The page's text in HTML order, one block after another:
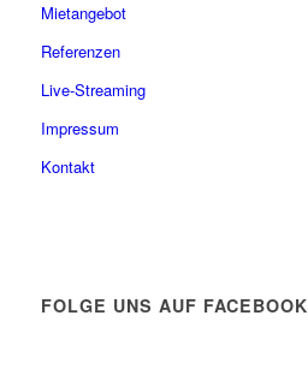
Mietangebot
Referenzen
Live-Streaming
Impressum
Kontakt
FOLGE UNS AUF FACEBOOK